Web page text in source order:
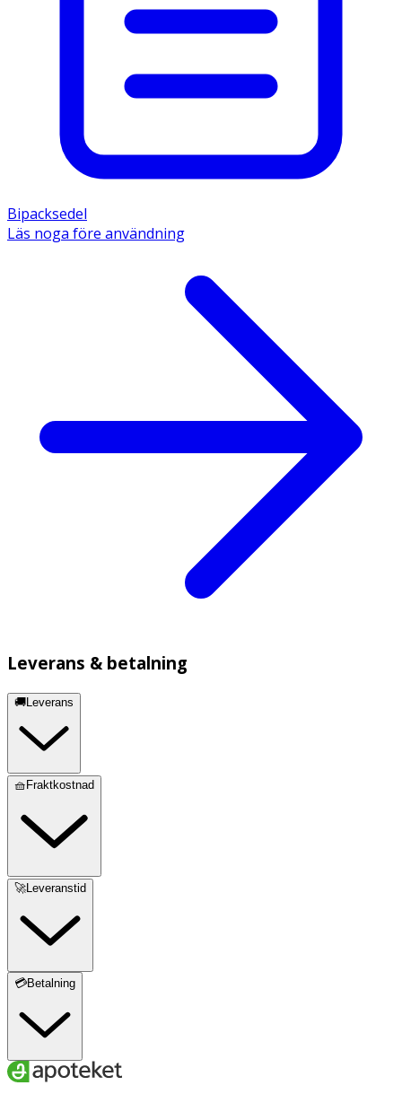
Bipacksedel
Läs noga före användning
Leverans & betalning
🚚Leverans
🧺Fraktkostnad
🚀Leveranstid
💳Betalning